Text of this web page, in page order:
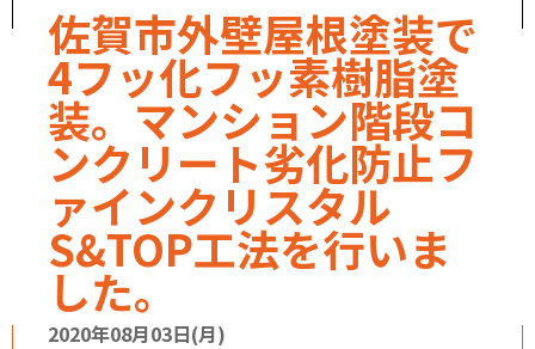
佐賀市外壁屋根塗装で
4フッ化フッ素樹脂塗
装。マンション階段コ
ンクリート劣化防止フ
ァインクリスタル
S&TOP工法を行いま
した。
2020年08月03日(月)